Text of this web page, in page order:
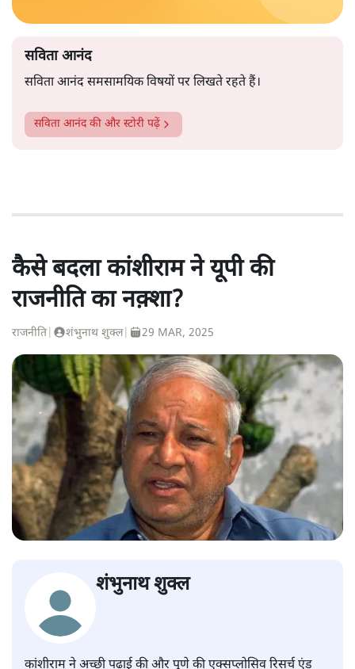
सविता आनंद
सविता आनंद समसामयिक विषयों पर लिखते रहते हैं।
सविता आनंदकी और स्टोरी पढ़ें
कैसे बदला कांशीराम ने यूपी की
राजनीति का नक़्शा?
राजनीति शंभुनाथ शुक्ल| 29 MAR, 2025
शंभुनाथ शुक्ल
कांशीराम ने अच्छी पढ़ाई की और पुणे की एक्सप्लोसिव रिसर्च एंड